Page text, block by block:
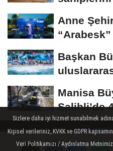
Anne
Başkan
Manisa
Salihli’de
Asfaltla...
Sizlere daha iyi hizmet sunabilmek
Kişisel verileriniz, KVKK ve GDPR
Veri Politikamızı / Aydınlatma